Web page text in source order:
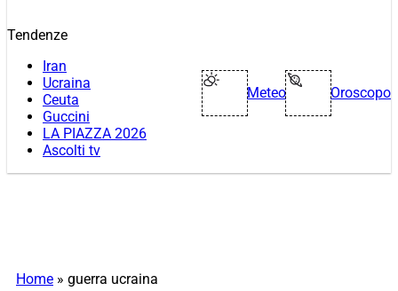
Tendenze
Iran
Ucraina
Ceuta
Guccini
LA PIAZZA 2026
Ascolti tv
Meteo Oroscopo
Home » guerra ucraina